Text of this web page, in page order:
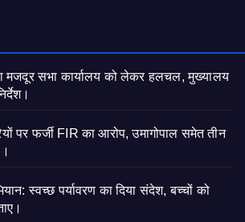
मजदूर सभा कार्यालय को लेकर हलचल, मुख्यालय
पर फर्जी FIR का आरोप, उमागोपाल समेत तीन
स्वच्छ पर्यावरण का दिया संदेश, बच्चों को